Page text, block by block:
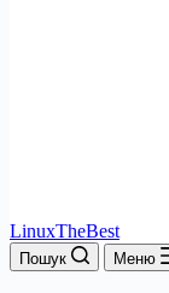
LinuxTheBest
Пошук Меню